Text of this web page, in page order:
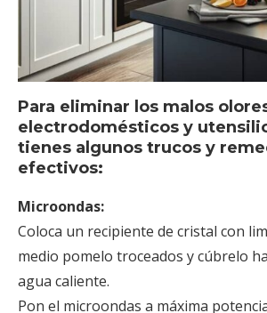
Para eliminar los malos
electrodomésticos y
tienes algunos trucos y
efectivos:
Microondas:
Coloca un recipiente de cristal con
medio pomelo troceados y cúbrelo
agua caliente.
Pon el microondas a máxima